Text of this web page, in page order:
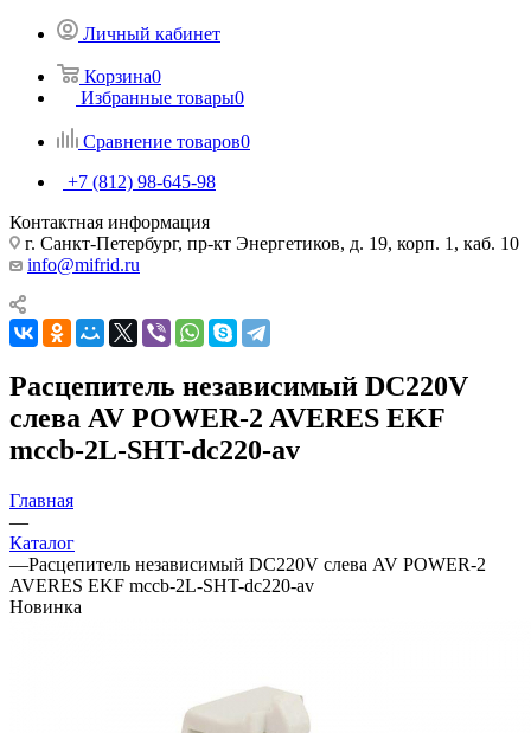
Личный кабинет
Корзина0
Избранные товары0
Сравнение товаров0
+7 (812) 98-645-98
Контактная информация
г. Санкт-Петербург, пр-кт Энергетиков, д. 19, корп. 1, каб. 10
info@mifrid.ru
Расцепитель независимый DC220V
слева AV POWER-2 AVERES EKF
mccb-2L-SHT-dc220-av
Главная
—
Каталог
—Расцепитель независимый DC220V слева AV POWER-2
AVERES EKF mccb-2L-SHT-dc220-av
Новинка